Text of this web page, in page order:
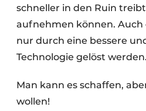
schneller in den Ruin
aufnehmen können. Auch
nur durch eine bessere
Technologie gelöst werden.
Man kann es schaffen,
wollen!